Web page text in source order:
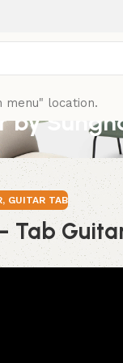
menu" location.
by
, GUITAR TAB
Tab